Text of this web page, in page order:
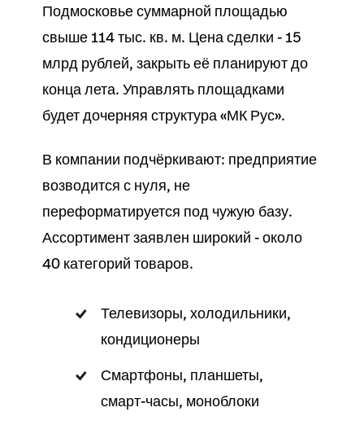
Подмосковье суммарной площадью
свыше 114 тыс. кв. м. Цена сделки - 15
млрд рублей, закрыть её планируют до
конца лета. Управлять площадками
будет дочерняя структура «МК Рус».
В компании подчёркивают: предприятие
возводится с нуля, не
переформатируется под чужую базу.
Ассортимент заявлен широкий - около
40 категорий товаров.
Телевизоры, холодильники,
кондиционеры
Смартфоны, планшеты,
смарт-часы, моноблоки